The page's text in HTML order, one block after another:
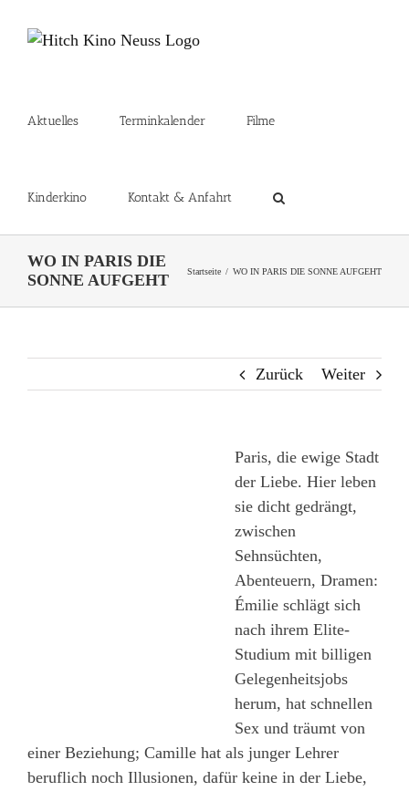
Inhalt
Aktuelles Terminkalender Filme
Kinderkino Kontakt & Anfahrt
WO IN PARIS DIE
SONNE AUFGEHT
Startseite WO IN PARIS DIE SONNE AUFGEHT
Zurück Weiter
Paris, die ewige Stadt
der Liebe. Hier leben
sie dicht gedrängt,
zwischen
Sehnsüchten,
Abenteuern, Dramen:
Émilie schlägt sich
nach ihrem Elite-
Studium mit billigen
Gelegenheitsjobs
herum, hat schnellen
Sex und träumt von
einer Beziehung; Camille hat als junger Lehrer
beruflich noch Illusionen, dafür keine in der Liebe,